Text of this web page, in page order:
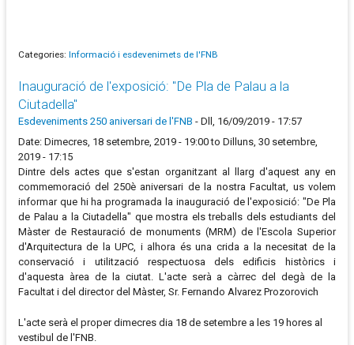
Categories: Informació i esdevenimets de l'FNB
Inauguració de l'exposició: "De Pla de Palau a la
Ciutadella"
Esdeveniments 250 aniversari de l'FNB - Dll, 16/09/2019 - 17:57
Date: Dimecres, 18 setembre, 2019 - 19:00 to Dilluns, 30 setembre,
2019 - 17:15
Dintre dels actes que s'estan organitzant al llarg d'aquest any en
commemoració del 250è aniversari de la nostra Facultat, us volem
informar que hi ha programada la inauguració de l'exposició: "De Pla
de Palau a la Ciutadella" que mostra els treballs dels estudiants del
Màster de Restauració de monuments (MRM) de l'Escola Superior
d'Arquitectura de la UPC, i alhora és una crida a la necesitat de la
conservació i utilització respectuosa dels edificis històrics i
d'aquesta àrea de la ciutat. L'acte serà a càrrec del degà de la
Facultat i del director del Màster, Sr. Fernando Alvarez Prozorovich
L'acte serà el proper dimecres dia 18 de setembre a les 19 hores al
vestibul de l'FNB.